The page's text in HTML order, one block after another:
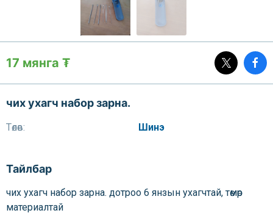
17 мянга ₮
чих ухагч набор зарна.
Төлөв: Шинэ
Тайлбар
чих ухагч набор зарна. дотроо 6 янзын ухагчтай, төмөр
материалтай